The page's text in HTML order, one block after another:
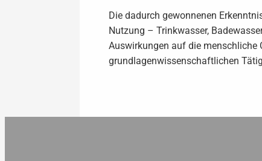
Die dadurch gewonnenen
Nutzung – Trinkwasser,
Auswirkungen auf die menschliche
grundlagenwissenschaftlichen